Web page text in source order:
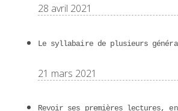
28 avril 2021
Le syllabaire de plusieurs
21 mars 2021
Revoir ses premières lectures,